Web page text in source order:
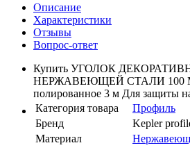
Описание
Характеристики
Отзывы
Вопрос-ответ
Купить УГОЛОК
НЕРЖАВЕЮЩЕЙ СТАЛИ 100
полированное 3 м Для защиты
Категория товара
Профиль
Бренд
Kepler
Материал